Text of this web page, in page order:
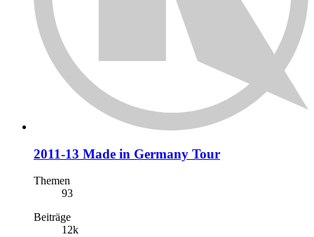
2011-13 Made in Germany Tour
Themen
93
Beiträge
12k